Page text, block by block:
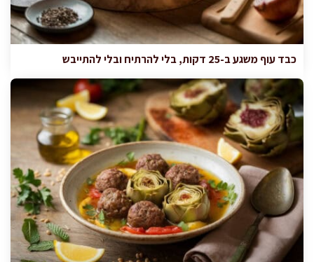
כבד עוף משגע ב-25 דקות, בלי להרתיח ובלי להתייבש